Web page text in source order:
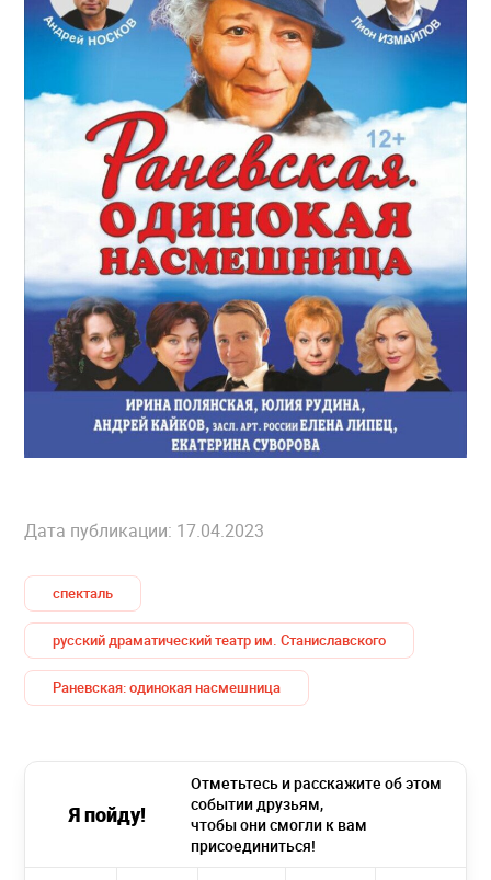
Дата публикации: 17.04.2023
спекталь
русский драматический театр им. Станиславского
Раневская: одинокая насмешница
Я пойду!
Отметьтесь и расскажите об этом
событии друзьям,
чтобы они смогли к вам
присоединиться!